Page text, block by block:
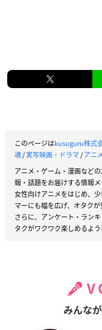
このページはkusuguru株式
魂/実写映画・ドラマ/アニ
アニメ・ゲーム・漫画など
報・話題をお届けする情報メ
女性向けアニメをはじめ、
マーにも幅を広げ、オタク
さらに、アンケート・ラン
タクがワクワク楽しめるよ
みんな